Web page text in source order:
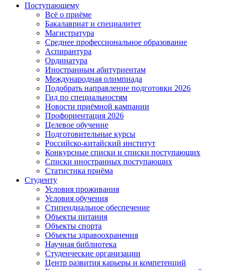
Поступающему
Всё о приёме
Бакалавриат и специалитет
Магистратура
Среднее профессиональное образование
Аспирантура
Ординатура
Иностранным абитуриентам
Международная олимпиада
Подобрать направление подготовки 2026
Гид по специальностям
Новости приёмной кампании
Профориентация 2026
Целевое обучение
Подготовительные курсы
Российско-китайский институт
Конкурсные списки и списки поступающих
Списки иностранных поступающих
Статистика приёма
Студенту
Условия проживания
Условия обучения
Стипендиальное обеспечение
Объекты питания
Объекты спорта
Объекты здравоохранения
Научная библиотека
Студенческие организации
Центр развития карьеры и компетенций